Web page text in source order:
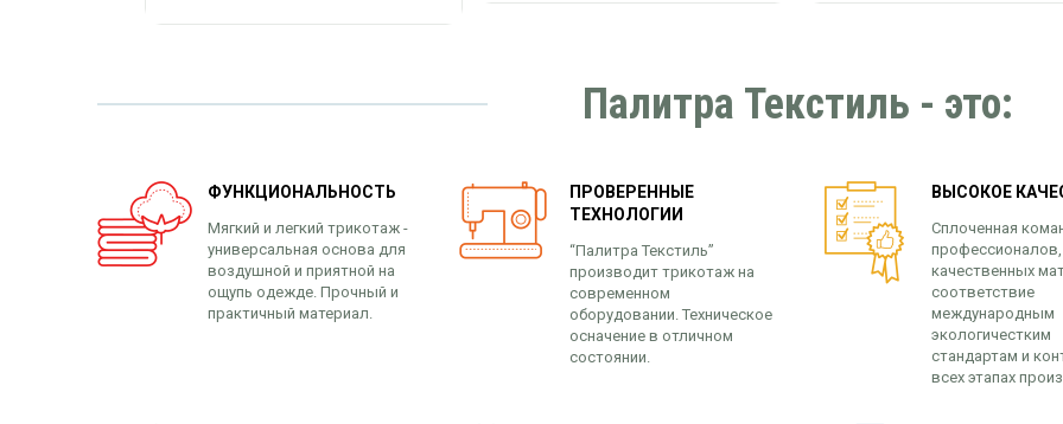
Палитра Текстиль - это:
ФУНКЦИОНАЛЬНОСТЬ
Мягкий и легкий трикотаж -
универсальная основа для
воздушной и приятной на
ощупь одежде. Прочный и
практичный материал.
ПРОВЕРЕННЫЕ
ТЕХНОЛОГИИ
“Палитра Текстиль”
производит трикотаж на
современном
оборудовании. Техническое
осначение в отличном
состоянии.
ВЫСОКОЕ
Сплоченная
качественных
соответствие
международным
экологичестким
стандартам и
всех этапах